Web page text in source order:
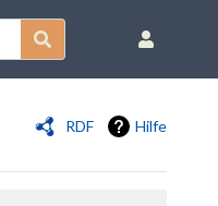
RDF Hilfe